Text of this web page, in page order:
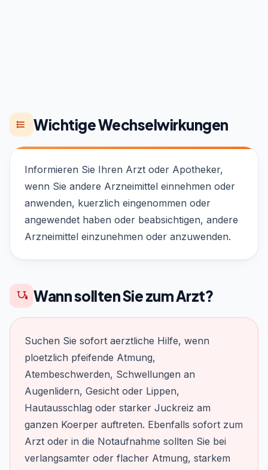
Wichtige Wechselwirkungen
Informieren Sie Ihren Arzt oder Apotheker,
wenn Sie andere Arzneimittel einnehmen oder
anwenden, kuerzlich eingenommen oder
angewendet haben oder beabsichtigen, andere
Arzneimittel einzunehmen oder anzuwenden.
Wann sollten Sie zum Arzt?
Suchen Sie sofort aerztliche Hilfe, wenn
ploetzlich pfeifende Atmung,
Atembeschwerden, Schwellungen an
Augenlidern, Gesicht oder Lippen,
Hautausschlag oder starker Juckreiz am
ganzen Koerper auftreten. Ebenfalls sofort zum
Arzt oder in die Notaufnahme sollten Sie bei
verlangsamter oder flacher Atmung, starkem